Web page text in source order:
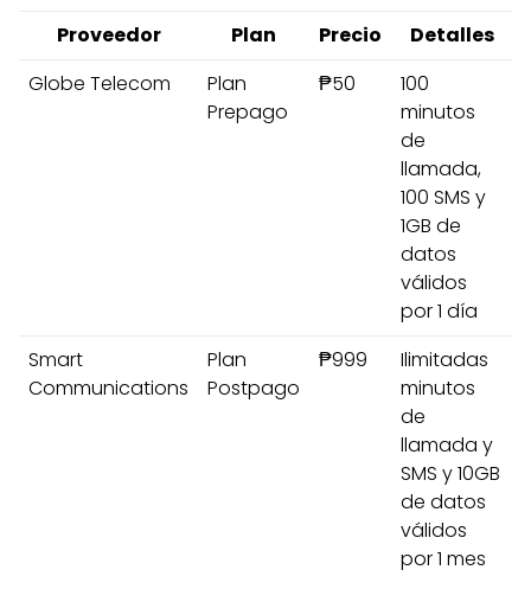
Proveedor Plan Precio
Detalles
Globe Telecom
Plan
Prepago
₱50
100
minutos
de
llamada,
100 SMS y
1GB de
datos
válidos
por 1 día
Smart
Communications
Plan
Postpago
₱999
Ilimitadas
minutos
de
llamada y
SMS y 10GB
de datos
válidos
por 1 mes